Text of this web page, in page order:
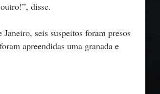
disse.
seis suspeitos foram presos
apreendidas uma granada e